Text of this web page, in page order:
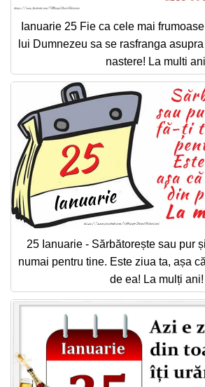
Ianuarie 25 Fie ca cele mai
lui Dumnezeu sa se rasfranga
nastere! La multi
25 Ianuarie - Sărbătorește sau pur
numai pentru tine. Este ziua ta, așa
de ea! La mulți ani!